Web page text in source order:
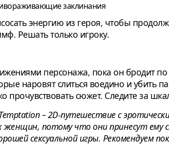
заклинания
энергию из героя, чтобы
Решать только игроку.
персонажа, пока он бродит
наровят слиться воедино и убить
прочувствовать сюжет. Следите за
– 2D-путешествие с
женщин, потому что они принесут ему
сексуальной игры. Рекомендуем